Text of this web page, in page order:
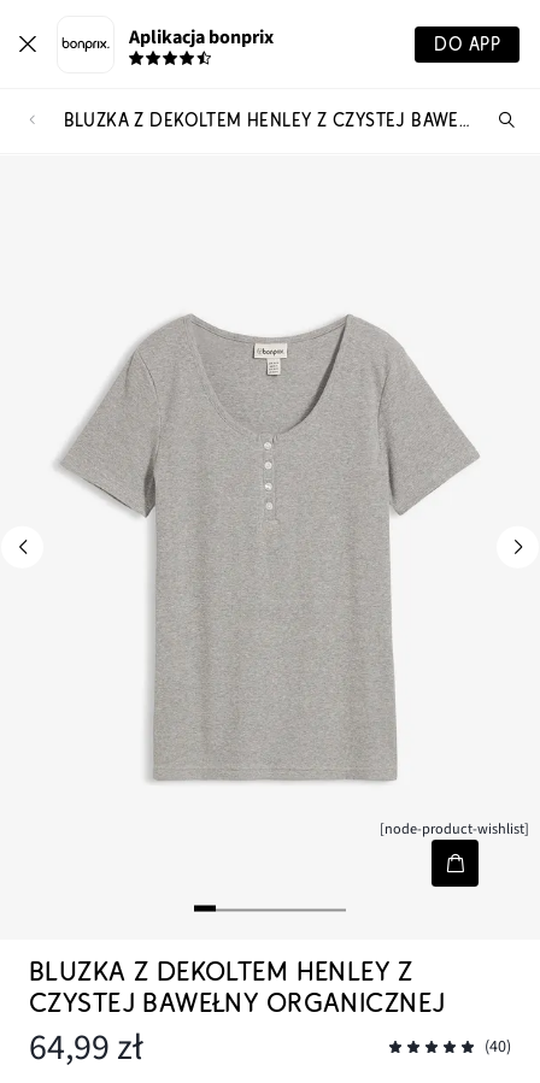
Aplikacja bonprix DO APP
BLUZKA Z DEKOLTEM HENLEY Z CZYSTEJ BAWEŁNY ORGANICZNEJ
[node-product-wishlist]
BLUZKA Z DEKOLTEM HENLEY Z
CZYSTEJ BAWEŁNY ORGANICZNEJ
64,99 zł (40)